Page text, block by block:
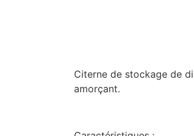
Citerne de stockage de
amorçant.